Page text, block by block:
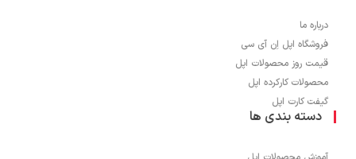
درباره ما
فروشگاه اپل اِن آی سی
قیمت روز محصولات اپل
محصولات کارکرده اپل
گیفت کارت اپل
دسته بندی ها